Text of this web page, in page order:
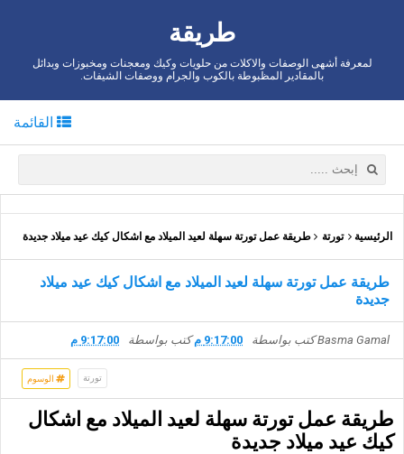
طريقة
لمعرفة أشهى الوصفات والاكلات من حلويات وكيك ومعجنات ومخبوزات وبدائل
بالمقادير المظبوطة بالكوب والجرام ووصفات الشيفات.
القائمة
الرئيسية تورتة طريقة عمل تورتة سهلة لعيد الميلاد مع اشكال كيك عيد ميلاد جديدة
طريقة عمل تورتة سهلة لعيد الميلاد مع اشكال كيك عيد ميلاد
جديدة
Basma Gamal كتب بواسطة 9:17:00 م كتب بواسطة 9:17:00 م
الوسوم تورتة
طريقة عمل تورتة سهلة لعيد الميلاد مع اشكال
كيك عيد ميلاد جديدة